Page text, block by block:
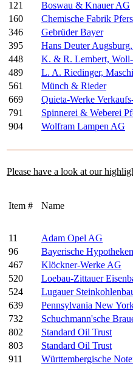
121
Boswau & Knauer AG
160
Chemische Fabrik
346
Gebrüder Bayer
395
Hans Deuter
448
K. & R. Lembert,
489
L. A. Riedinger,
561
Münch & Rieder
669
Quieta-Werke
791
Spinnerei & Weberei
904
Wolfram Lampen AG
Please have a look at our
Item # Name
11 Adam Opel AG
96
Bayerische
467
Klöckner-Werke AG
520
Loebau-Zittauer
524
Lugauer
639
Pennsylvania New
732
Schuchmann'sche
802
Standard Oil Trust
803
Standard Oil Trust
911
Württembergische